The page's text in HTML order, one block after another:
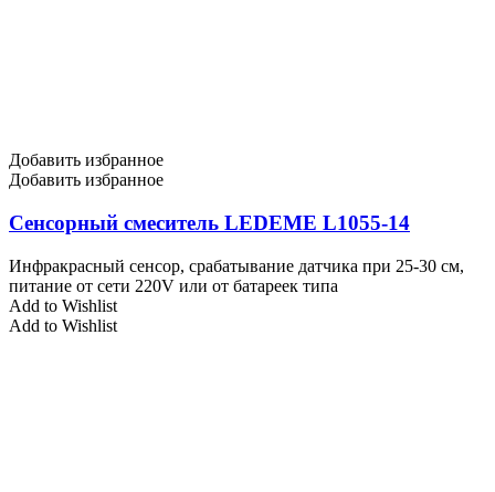
Добавить избранное
Добавить избранное
Сенсорный смеситель LEDEME L1055-14
Инфракрасный сенсор, срабатывание датчика при 25-30 см,
питание от сети 220V или от батареек типа
Add to Wishlist
Add to Wishlist